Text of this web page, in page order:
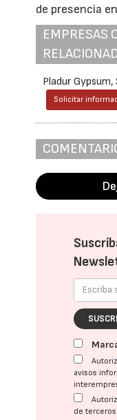
de presencia
EMPRESAS
Pladur Gypsum,
Solicitar
avisos
de